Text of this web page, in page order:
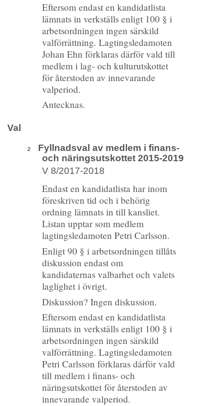
Eftersom endast en kandidatlista
lämnats in verkställs enligt 100 § i
arbetsordningen ingen särskild
valförrättning. Lagtingsledamoten
Johan Ehn förklaras därför vald till
medlem i lag- och kulturutskottet
för återstoden av innevarande
valperiod.
Antecknas.
Val
2
Fyllnadsval av medlem i finans-
och näringsutskottet 2015-2019
V 8/2017-2018
Endast en kandidatlista har inom
föreskriven tid och i behörig
ordning lämnats in till kansliet.
Listan upptar som medlem
lagtingsledamoten Petri Carlsson.
Enligt 90 § i arbetsordningen tillåts
diskussion endast om
kandidaternas valbarhet och valets
laglighet i övrigt.
Diskussion? Ingen diskussion.
Eftersom endast en kandidatlista
lämnats in verkställs enligt 100 § i
arbetsordningen ingen särskild
valförrättning. Lagtingsledamoten
Petri Carlsson förklaras därför vald
till medlem i finans- och
näringsutskottet för återstoden av
innevarande valperiod.